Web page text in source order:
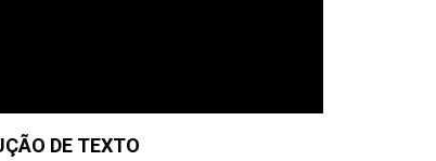
DE TEXTO